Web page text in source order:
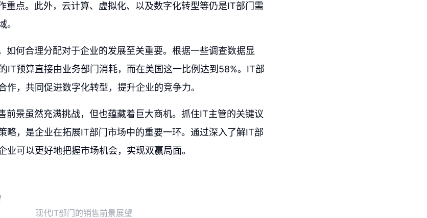
重点。此外，云计算、虚拟化、以及数字化转型等仍是IT部门需
。
如何合理分配对于企业的发展至关重要。根据一些调查数据显
IT预算直接由业务部门消耗，而在美国这一比例达到58%。IT部
作，共同促进数字化转型，提升企业的竞争力。
前景虽然充满挑战，但也蕴藏着巨大商机。抓住IT主管的关键议
略，是企业在拓展IT部门市场中的重要一环。通过深入了解IT部
业可以更好地把握市场机会，实现双赢局面。
现代IT部门的销售前景展望